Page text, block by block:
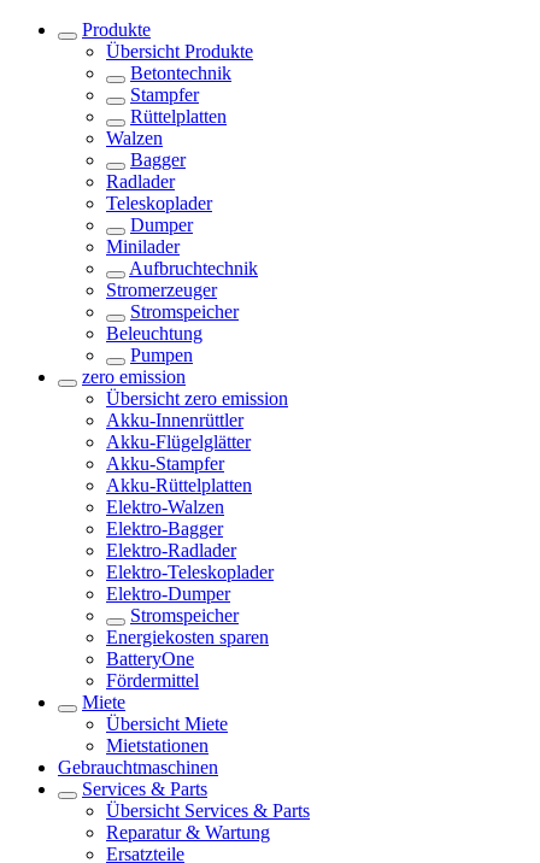
Produkte
Übersicht Produkte
Betontechnik
Stampfer
Rüttelplatten
Walzen
Bagger
Radlader
Teleskoplader
Dumper
Minilader
Aufbruchtechnik
Stromerzeuger
Stromspeicher
Beleuchtung
Pumpen
zero emission
Übersicht zero emission
Akku-Innenrüttler
Akku-Flügelglätter
Akku-Stampfer
Akku-Rüttelplatten
Elektro-Walzen
Elektro-Bagger
Elektro-Radlader
Elektro-Teleskoplader
Elektro-Dumper
Stromspeicher
Energiekosten sparen
BatteryOne
Fördermittel
Miete
Übersicht Miete
Mietstationen
Gebrauchtmaschinen
Services & Parts
Übersicht Services & Parts
Reparatur & Wartung
Ersatzteile